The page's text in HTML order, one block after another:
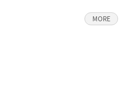
MORE